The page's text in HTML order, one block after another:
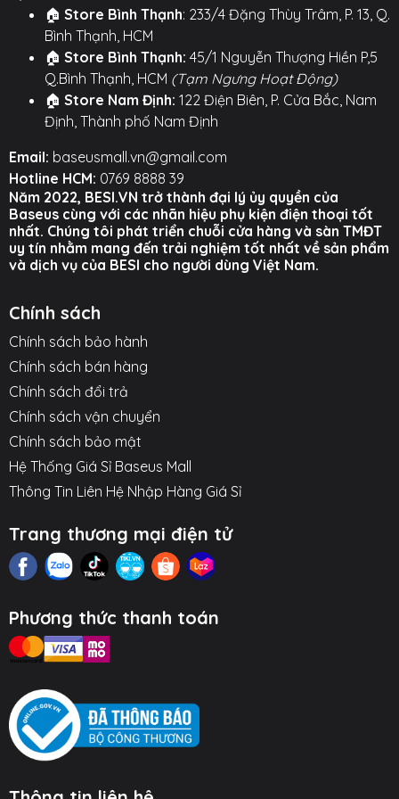
cáp được gia cố bằng vật liệu TPE dẻo dai, giúp
chống gãy gập hiệu quả sau hàng ngàn lần uốn
cong. Thiết kế màu trắng tối giản, tinh tế, phù
hợp một cách hoàn hảo với các phụ kiện khác
trong hệ sinh thái của bạn.
Công suất sạc nhanh 30W:
cho các dòng máy iP15 series.
Kết nối Type-C to Type-C:Là chuẩn kết nối
mới, cho tốc độ cao và sự tiện lợi.
mức sạc 27W, 20W.
Cấu trúc 5 lõi cao cấp:
luôn ổn định và an toàn.
Hỗ trợ truyền dữ liệu 480Mbps:
sao chép ảnh, video giữa các thiết bị.
Thiết kế bền bỉ:
Giúp chống gãy gập hiệu quả ở
phần cổ cáp.
🏠 Store Bình Thạnh: 233/4 Đặng Thùy Trâm, P. 13, Q.
Bình Thạnh, HCM
🏠 Store Bình Thạnh: 45/1 Nguyễn Thượng Hiền P,5
Q.Bình Thạnh, HCM (Tạm Ngưng Hoạt Động)
🏠 Store Nam Định: 122 Điện Biên, P. Cửa Bắc, Nam
Định, Thành phố Nam Định
Email: baseusmall.vn@gmail.com
Hotline HCM: 0769 8888 39
Năm 2022, BESI.VN trở thành đại lý ủy quyền của
Baseus cùng với các nhãn hiệu phụ kiện điện thoại tốt
nhất. Chúng tôi phát triển chuỗi cửa hàng và sàn TMĐT
uy tín nhằm mang đến trải nghiệm tốt nhất về sản phẩm
và dịch vụ của BESI cho người dùng Việt Nam.
Chính sách
Chính sách bảo hành
Chính sách bán hàng
Chính sách đổi trả
Chính sách vận chuyển
Chính sách bảo mật
Hệ Thống Giá Sỉ Baseus Mall
Thông Tin Liên Hệ Nhập Hàng Giá Sỉ
Trang thương mại điện tử
Phương thức thanh toán